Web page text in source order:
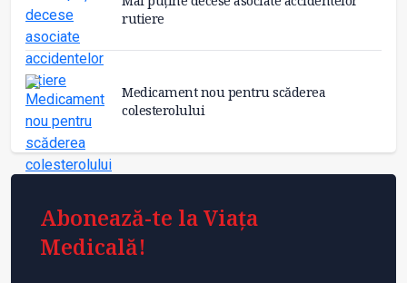
rutiere
Medicament nou pentru scăderea
colesterolului
Abonează-te la Viața
Medicală!